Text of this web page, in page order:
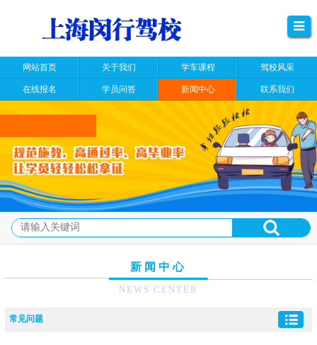
网站首页 关于我们 学车课程 驾校风采
在线报名 学员问答 新闻中心 联系我们
新闻中心
NEWS CENTER
常见问题